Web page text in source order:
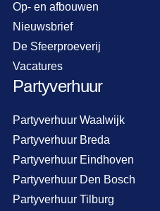
Op- en afbouwen
Nieuwsbrief
De Sfeerproeverij
Vacatures
Partyverhuur
Partyverhuur Waalwijk
Partyverhuur Breda
Partyverhuur Eindhoven
Partyverhuur Den Bosch
Partyverhuur Tilburg